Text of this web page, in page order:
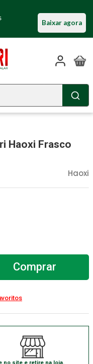
Baixar agora
Haoxi Frasco
Haoxi
Comprar